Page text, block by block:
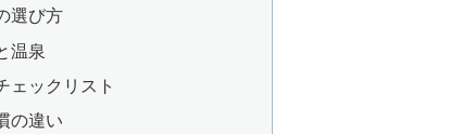
選び方
温泉
ェックリスト
の違い